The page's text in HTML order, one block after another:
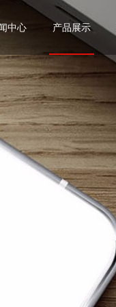
中心 产品展示